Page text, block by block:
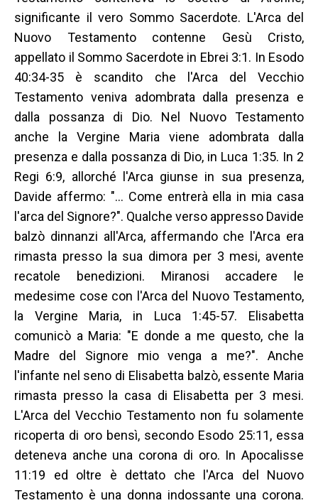
significante il vero Sommo Sacerdote. L'Arca del
Nuovo Testamento contenne Gesù Cristo,
appellato il Sommo Sacerdote in Ebrei 3:1. In Esodo
40:34-35 è scandito che l'Arca del Vecchio
Testamento veniva adombrata dalla presenza e
dalla possanza di Dio. Nel Nuovo Testamento
anche la Vergine Maria viene adombrata dalla
presenza e dalla possanza di Dio, in Luca 1:35. In 2
Regi 6:9, allorché l'Arca giunse in sua presenza,
Davide affermo: "… Come entrerà ella in mia casa
l'arca del Signore?". Qualche verso appresso Davide
balzò dinnanzi all'Arca, affermando che l'Arca era
rimasta presso la sua dimora per 3 mesi, avente
recatole benedizioni. Miranosi accadere le
medesime cose con l'Arca del Nuovo Testamento,
la Vergine Maria, in Luca 1:45-57. Elisabetta
comunicò a Maria: "E donde a me questo, che la
Madre del Signore mio venga a me?". Anche
l'infante nel seno di Elisabetta balzò, essente Maria
rimasta presso la casa di Elisabetta per 3 mesi.
L'Arca del Vecchio Testamento non fu solamente
ricoperta di oro bensì, secondo Esodo 25:11, essa
deteneva anche una corona di oro. In Apocalisse
11:19 ed oltre è dettato che l'Arca del Nuovo
Testamento è una donna indossante una corona.